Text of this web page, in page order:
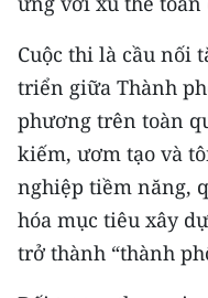
Media Xã hội
Media Pháp luật
Media Du lịch
Media Thế giới
Media Thể thao
Cuộc thi là cầu nối
triển giữa Thành
phương trên toàn
kiếm, ươm tạo và
nghiệp tiềm năng,
hóa mục tiêu xây
trở thành “thành